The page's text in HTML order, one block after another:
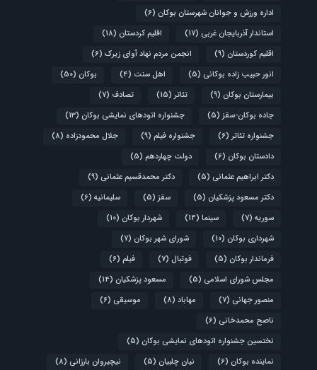
اداره ورزش و جوانان شهرستان بوکان (6)
استاندار آذربایجان غربی (17) اقلیم کردستان (18)
اقلیم کوردستان (9) انجمن مردم نهاد آوای زیرک (6)
انور حبیب زاده بوکانی (5) اهل سنت (4) بوکان (50)
بیمارستان بوکان (9) تئاتر (15) تصادف (7)
جاده بوکان-سقز (5) جشنواره اتودهای نمایشی بوکان (13)
جشنواره تئاتر (6) جشنواره فیلم (9) جلال محمودزاده (8)
دادستان بوکان (6) دولت چهاردهم (5)
دکتر ابراهیم عثمانی (5) دکتر محمدقسیم عثمانی (9)
دکتر مسعود پزشکیان (5) سقز (5) سلیمانیه (6)
سوریه (7) سینما (14) شهردار بوکان (10)
شهرداری بوکان (10) شورای شهر بوکان (7)
فرماندار بوکان (5) فوتبال (7) فیلم (6)
مجلس شورای اسلامی (5) مسعود پزشکیان (14)
منصور جهانی (7) مهاباد (8) موسیقی (6)
ناصح محمدخانی (6)
نختسین جشنواره اتودهای نمایشی بوکان (5)
نماینده بوکان (6) نیان چلبیان (5) نیچیروان بارزانی (8)